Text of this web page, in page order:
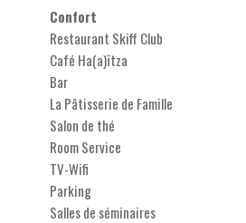
Confort
Restaurant Skiff Club
Café Ha(a)ïtza
Bar
La Pâtisserie de Famille
Salon de thé
Room Service
TV-Wifi
Parking
Salles de séminaires